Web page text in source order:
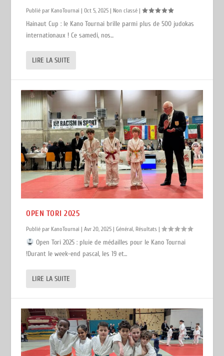
Publié par KanoTournai |Oct 5, 2025 | Non classé |
Hainaut Cup : le Kano Tournai brille parmi plus de 500 judokas
internationaux ! Ce samedi, nos...
LIRE LA SUITE
OPEN TORI 2025
Publié par KanoTournai |Avr 20, 2025 |Général, Résultats |
Open Tori 2025 : pluie de médailles pour le Kano Tournai
!Durant le week-end pascal, les 19 et...
LIRE LA SUITE